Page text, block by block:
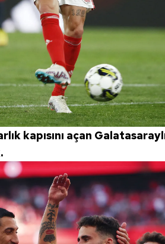
kapısını açan